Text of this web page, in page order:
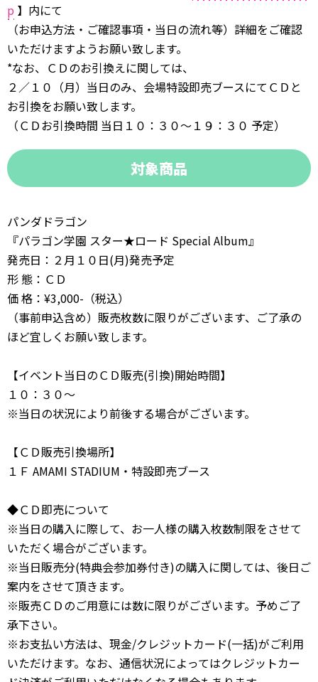
p 】内にて
（お申込方法・ご確認事項・当日の流れ等）詳細をご確認
いただけますようお願い致します。
*なお、ＣＤのお引換えに関しては、
２／１０（月）当日のみ、会場特設即売ブースにてＣＤと
お引換をお願い致します。
（ＣＤお引換時間 当日１０：３０〜１９：３０ 予定）
対象商品
パンダドラゴン
『パラゴン学園 スター★ロード Special Album』
発売日：２月１０日(月)発売予定
形 態：ＣＤ
価 格：¥3,000-（税込）
（事前申込含め）販売枚数に限りがございます、ご了承の
ほど宜しくお願い致します。
【イベント当日のＣＤ販売(引換)開始時間】
１０：３０〜
※当日の状況により前後する場合がございます。
【ＣＤ販売引換場所】
１Ｆ AMAMI STADIUM・特設即売ブース
◆ＣＤ即売について
※当日の購入に際して、お一人様の購入枚数制限をさせて
いただく場合がございます。
※当日販売分(特典会参加券付き)の購入に関しては、後日ご
案内をさせて頂きます。
※販売ＣＤのご用意には数に限りがございます。予めご了
承下さい。
※お支払い方法は、現金/クレジットカード(一括)がご利用
いただけます。なお、通信状況によってはクレジットカー